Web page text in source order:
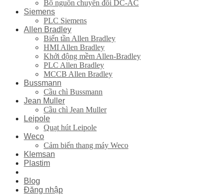
Bộ nguồn chuyển đổi DC-AC
Siemens
PLC Siemens
Allen Bradley
Biến tần Allen Bradley
HMI Allen Bradley
Khởi động mềm Allen-Bradley
PLC Allen Bradley
MCCB Allen Bradley
Bussmann
Cầu chì Bussmann
Jean Muller
Cầu chì Jean Muller
Leipole
Quạt hút Leipole
Weco
Cảm biến thang máy Weco
Klemsan
Plastim
Blog
Đăng nhập